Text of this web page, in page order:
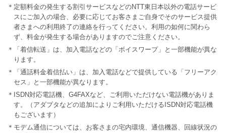
＊定額料金の発生する割引サービスなどのNTT東日本以外の電話サービ
スにご加入の場合、必要に応じてお客さまご自身でそのサービス提供
者さまへの利用終了の連絡を行ってください。利用の如何に関わら
ず、料金が発生する場合がありますのでご注意ください。
＊「着信転送」は、加入電話などの「ボイスワープ」と一部機能が異な
ります。
＊「通話料金着信払い」は、加入電話などで提供している「フリーアク
セス」と一部機能が異なります。
＊ISDN対応電話機、G4FAXなど、ご利用いただけない電話機がありま
す。（アダプタなどの追加によりご利用いただけるISDN対応電話機
もございます）
＊モデム通信については、お客さまの宅内環境、通信機器、回線状況の